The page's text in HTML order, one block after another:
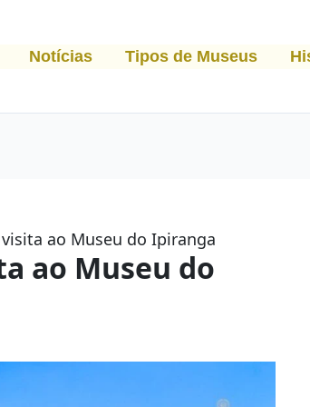
Notícias Tipos de Museus
ao Museu do Ipiranga
ao Museu do